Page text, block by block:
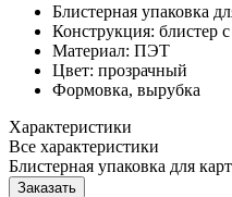
Блистерная упаковка
Конструкция: блистер
Материал: ПЭТ
Цвет: прозрачный
Формовка, вырубка
Характеристики
Все характеристики
Блистерная упаковка для
Заказать